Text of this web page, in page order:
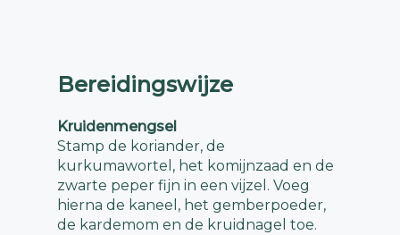
Bereidingswijze
Kruidenmengsel
Stamp de koriander, de
kurkumawortel, het komijnzaad en de
zwarte peper fijn in een vijzel. Voeg
hierna de kaneel, het gemberpoeder,
de kardemom en de kruidnagel toe.